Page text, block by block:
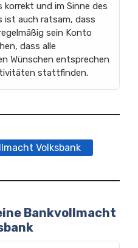
korrekt und im Sinne des
ist auch ratsam, dass
sein Konto
dass alle
Wünschen entsprechen
stattfinden.
Volksbank
Bankvollmacht